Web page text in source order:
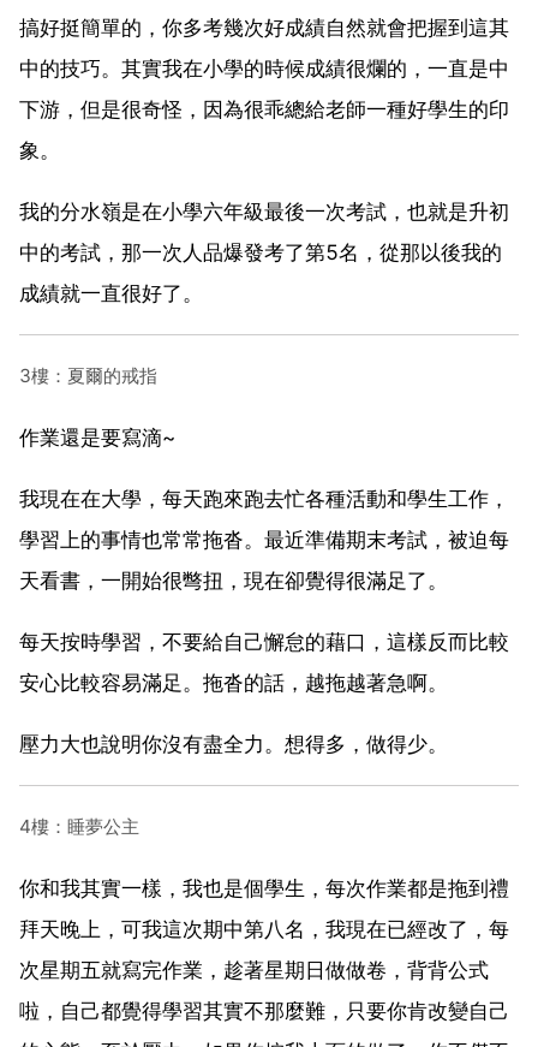
搞好挺簡單的，你多考幾次好成績自然就會把握到這其
中的技巧。其實我在小學的時候成績很爛的，一直是中
下游，但是很奇怪，因為很乖總給老師一種好學生的印
象。
我的分水嶺是在小學六年級最後一次考試，也就是升初
中的考試，那一次人品爆發考了第5名，從那以後我的
成績就一直很好了。
3樓：夏爾的戒指
作業還是要寫滴~
我現在在大學，每天跑來跑去忙各種活動和學生工作，
學習上的事情也常常拖沓。最近準備期末考試，被迫每
天看書，一開始很彆扭，現在卻覺得很滿足了。
每天按時學習，不要給自己懈怠的藉口，這樣反而比較
安心比較容易滿足。拖沓的話，越拖越著急啊。
壓力大也說明你沒有盡全力。想得多，做得少。
4樓：睡夢公主
你和我其實一樣，我也是個學生，每次作業都是拖到禮
拜天晚上，可我這次期中第八名，我現在已經改了，每
次星期五就寫完作業，趁著星期日做做卷，背背公式
啦，自己都覺得學習其實不那麼難，只要你肯改變自己